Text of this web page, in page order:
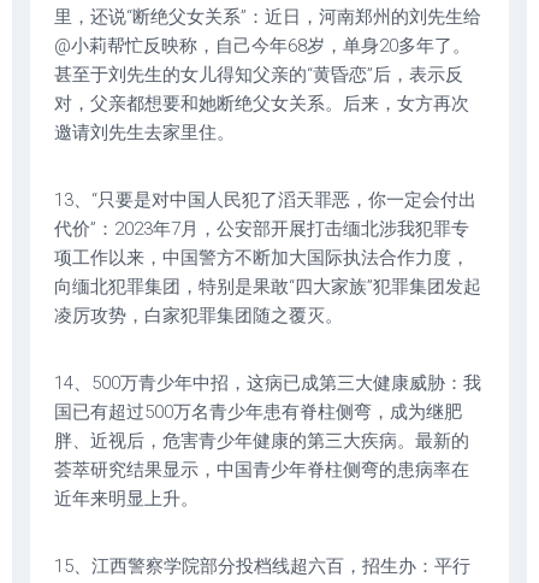
里，还说“断绝父女关系”：近日，河南郑州的刘先生给
@小莉帮忙反映称，自己今年68岁，单身20多年了。
甚至于刘先生的女儿得知父亲的“黄昏恋”后，表示反
对，父亲都想要和她断绝父女关系。后来，女方再次
邀请刘先生去家里住。
13、“只要是对中国人民犯了滔天罪恶，你一定会付出
代价”：2023年7月，公安部开展打击缅北涉我犯罪专
项工作以来，中国警方不断加大国际执法合作力度，
向缅北犯罪集团，特别是果敢“四大家族”犯罪集团发起
凌厉攻势，白家犯罪集团随之覆灭。
14、500万青少年中招，这病已成第三大健康威胁：我
国已有超过500万名青少年患有脊柱侧弯，成为继肥
胖、近视后，危害青少年健康的第三大疾病。最新的
荟萃研究结果显示，中国青少年脊柱侧弯的患病率在
近年来明显上升。
15、江西警察学院部分投档线超六百，招生办：平行